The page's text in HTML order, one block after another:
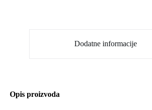
Dodatne informacije
Opis proizvoda